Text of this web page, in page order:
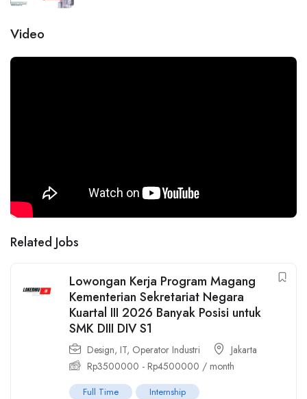
Video
Related Jobs
Lowongan Kerja Program Magang
Kementerian Sekretariat Negara
Kuartal III 2026 Banyak Posisi untuk
SMK DIII DIV S1
Design, IT, Operator Industri
Jakarta
Rp3500000 - Rp4500000 / month
Full Time Internship